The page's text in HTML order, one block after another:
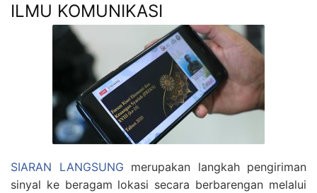
ILMU KOMUNIKASI
SIARAN LANGSUNG merupakan langkah pengiriman
sinyal ke beragam lokasi secara berbarengan melalui